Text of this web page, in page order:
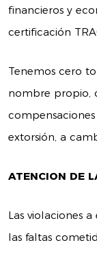
financieros y
certificación
Tenemos cero
nombre propio,
extorsión, a
ATENCION DE
Las violaciones
las faltas